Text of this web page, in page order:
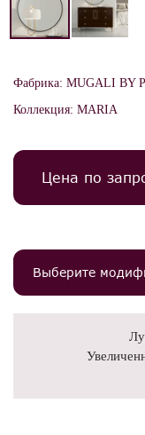
Фабрика: MUGALI BY
Коллекция: MARIA
Цена по
Выберите